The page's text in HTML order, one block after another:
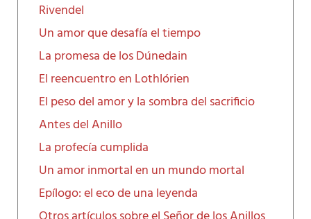
Rivendel
Un amor que desafía el tiempo
La promesa de los Dúnedain
El reencuentro en Lothlórien
El peso del amor y la sombra del sacrificio
Antes del Anillo
La profecía cumplida
Un amor inmortal en un mundo mortal
Epílogo: el eco de una leyenda